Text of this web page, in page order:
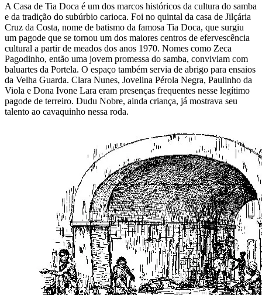
A Casa de Tia Doca é um dos marcos históricos da cultura do samba
e da tradição do subúrbio carioca. Foi no quintal da casa de Jilçária
Cruz da Costa, nome de batismo da famosa Tia Doca, que surgiu
um pagode que se tornou um dos maiores centros de efervescência
cultural a partir de meados dos anos 1970. Nomes como Zeca
Pagodinho, então uma jovem promessa do samba, conviviam com
baluartes da Portela. O espaço também servia de abrigo para ensaios
da Velha Guarda. Clara Nunes, Jovelina Pérola Negra, Paulinho da
Viola e Dona Ivone Lara eram presenças frequentes nesse legítimo
pagode de terreiro. Dudu Nobre, ainda criança, já mostrava seu
talento ao cavaquinho nessa roda.